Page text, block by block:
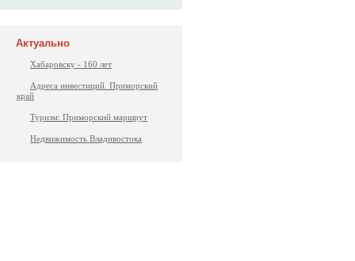
Актуально
Хабаровску - 160 лет
Адреса инвестиций. Приморский
край
Туризм: Приморский маршрут
Недвижимость Владивостока